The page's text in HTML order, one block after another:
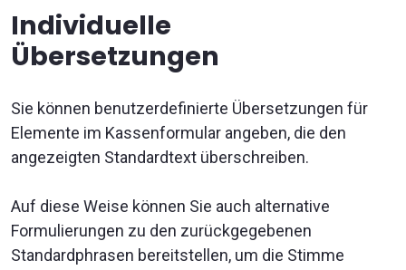
Individuelle
Übersetzungen
Sie können benutzerdefinierte Übersetzungen für
Elemente im Kassenformular angeben, die den
angezeigten Standardtext überschreiben.
Auf diese Weise können Sie auch alternative
Formulierungen zu den zurückgegebenen
Standardphrasen bereitstellen, um die Stimme